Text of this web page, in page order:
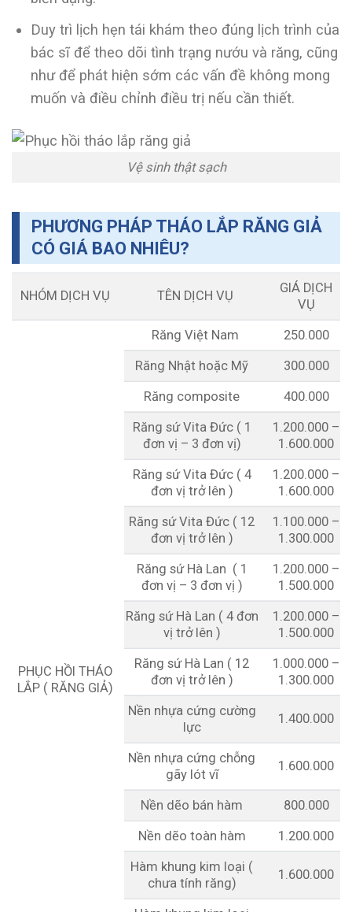
Duy trì lịch hẹn tái khám theo đúng lịch trình của
bác sĩ để theo dõi tình trạng nướu và răng, cũng
như để phát hiện sớm các vấn đề không mong
muốn và điều chỉnh điều trị nếu cần thiết.
Vệ sinh thật sạch
PHƯƠNG PHÁP THÁO LẮP RĂNG GIẢ
CÓ GIÁ BAO NHIÊU?
NHÓM DỊCH VỤ TÊN DỊCH VỤ
GIÁ DỊCH
VỤ
PHỤC HỒI THÁO
LẮP ( RĂNG GIẢ)
Răng Việt Nam 250.000
Răng Nhật hoặc Mỹ 300.000
Răng composite 400.000
Răng sứ Vita Đức ( 1
đơn vị – 3 đơn vị)
1.200.000 –
1.600.000
Răng sứ Vita Đức ( 4
đơn vị trở lên )
1.200.000 –
1.600.000
Răng sứ Vita Đức ( 12
đơn vị trở lên )
1.100.000 –
1.300.000
Răng sứ Hà Lan ( 1
đơn vị – 3 đơn vị )
1.200.000 –
1.500.000
Răng sứ Hà Lan ( 4 đơn
vị trở lên )
1.200.000 –
1.500.000
Răng sứ Hà Lan ( 12
đơn vị trở lên )
1.000.000 –
1.300.000
Nền nhựa cứng cường
lực
1.400.000
Nền nhựa cứng chỗng
gãy lót vĩ
1.600.000
Nền dẽo bán hàm 800.000
Nền dẽo toàn hàm 1.200.000
Hàm khung kim loại (
chưa tính răng)
1.600.000